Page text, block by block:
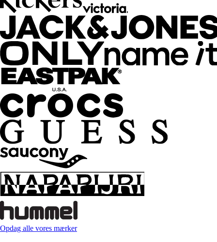
Opdag alle vores mærker